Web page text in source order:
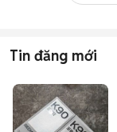
Tin đăng mới